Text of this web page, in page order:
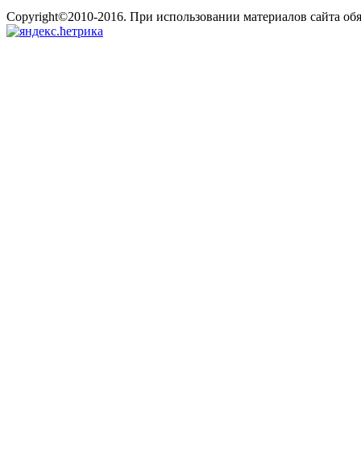
Copyright©2010-2016. При использовании материалов сайта